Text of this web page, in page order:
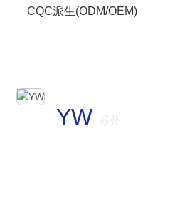
CQC派生(ODM/OEM)
YW 苏州